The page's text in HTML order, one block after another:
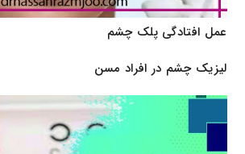
عمل افتادگی پلک چشم
لیزیک چشم در افراد مسن